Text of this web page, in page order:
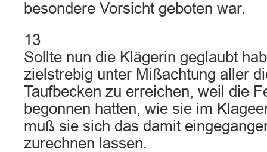
besondere Vorsicht geboten war.
13
Sollte nun die Klägerin geglaubt
zielstrebig unter Mißachtung aller
Taufbecken zu erreichen, weil die
begonnen hatten, wie sie im
muß sie sich das damit
zurechnen lassen.